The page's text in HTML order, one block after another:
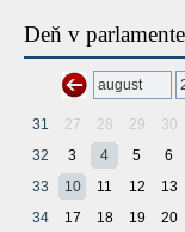
Deň v parlamente
31 27 28 29 30
32
3 4 5 6
33
10 11 12 13
34
17 18 19 20